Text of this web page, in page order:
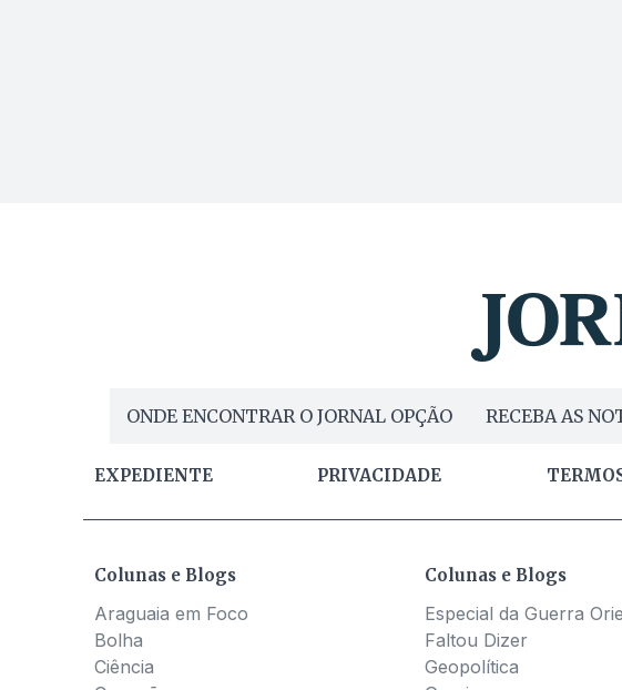
ONDE ENCONTRAR O JORNAL OPÇÃO RECEBA AS
EXPEDIENTE PRIVACIDADE
Colunas e Blogs
Araguaia em Foco
Bolha
Ciência
Colunas e Blogs
Especial da Guerra
Faltou Dizer
Geopolítica